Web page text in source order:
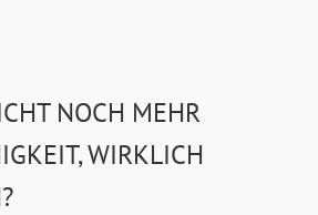
NOCH MEHR
WIRKLICH